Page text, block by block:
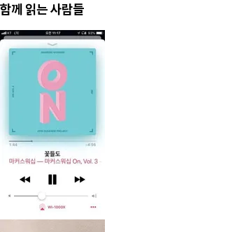
함께 읽는 사람들